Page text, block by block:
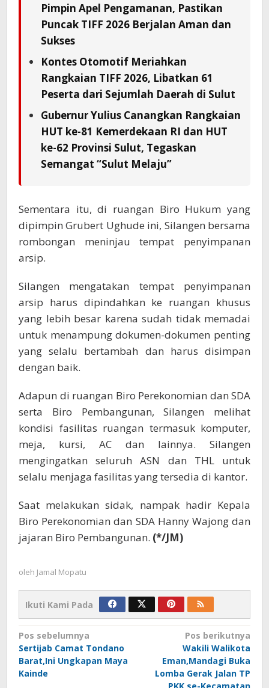
Pimpin Apel Pengamanan, Pastikan
Puncak TIFF 2026 Berjalan Aman dan
Sukses
Kontes Otomotif Meriahkan
Rangkaian TIFF 2026, Libatkan 61
Peserta dari Sejumlah Daerah di Sulut
Gubernur Yulius Canangkan Rangkaian
HUT ke-81 Kemerdekaan RI dan HUT
ke-62 Provinsi Sulut, Tegaskan
Semangat “Sulut Melaju”
Sementara itu, di ruangan Biro Hukum yang
dipimpin Grubert Ughude ini, Silangen bersama
rombongan meninjau tempat penyimpanan
arsip.
Silangen mengatakan tempat penyimpanan
arsip harus dipindahkan ke ruangan khusus
yang lebih besar karena sudah tidak memadai
untuk menampung dokumen-dokumen penting
yang selalu bertambah dan harus disimpan
dengan baik.
Adapun di ruangan Biro Perekonomian dan SDA
serta Biro Pembangunan, Silangen melihat
kondisi fasilitas ruangan termasuk komputer,
meja, kursi, AC dan lainnya. Silangen
mengingatkan seluruh ASN dan THL untuk
selalu menjaga fasilitas yang tersedia di kantor.
Saat melakukan sidak, nampak hadir Kepala
Biro Perekonomian dan SDA Hanny Wajong dan
jajaran Biro Pembangunan. (*/JM)
oleh Jamal Mopatu
Ikuti Kami Pada
Navigasi
pos
Pos sebelumnya
Sertijab Camat Tondano
Barat,Ini Ungkapan Maya
Kainde
Pos berikutnya
Wakili Walikota
Eman,Mandagi Buka
Lomba Gerak Jalan TP